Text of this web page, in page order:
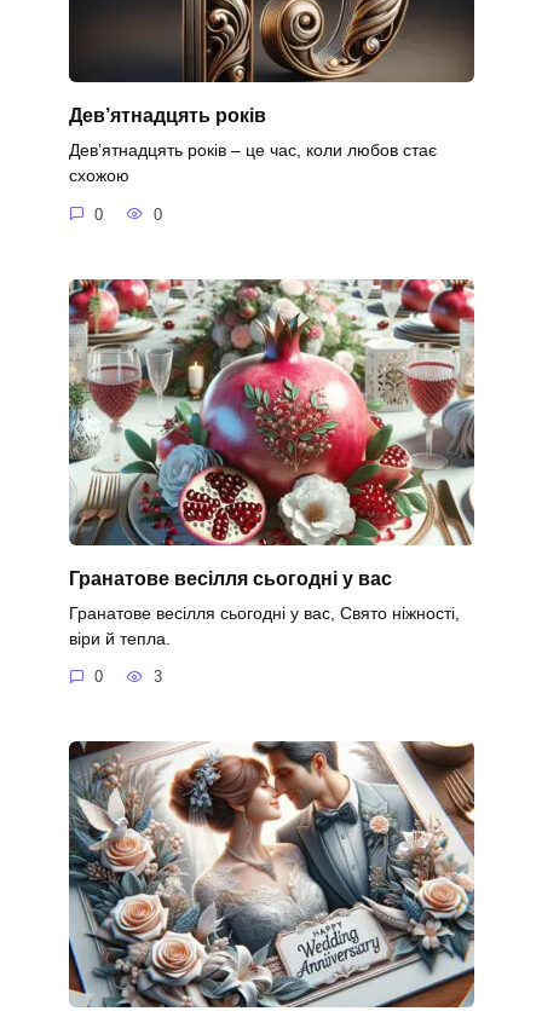
Дев’ятнадцять років
Дев’ятнадцять років – це час, коли любов стає
схожою
0 0
Гранатове весілля сьогодні у вас
Гранатове весілля сьогодні у вас, Свято ніжності,
віри й тепла.
0 3